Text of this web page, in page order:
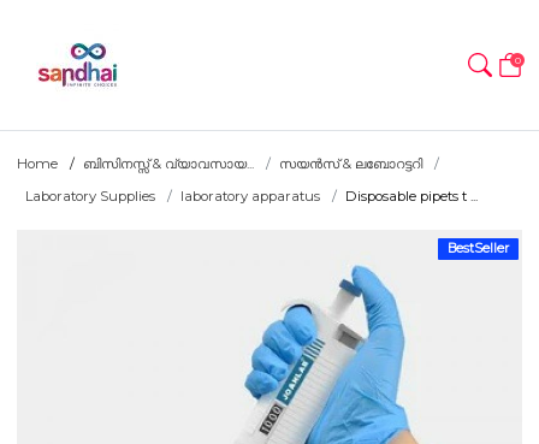
0
Home ബിസിനസ്സ് & വ്യാവസായ...
സയൻസ് & ലബോറട്ടറി
Laboratory Supplies
laboratory apparatus Disposable pipets t ...
BestSeller